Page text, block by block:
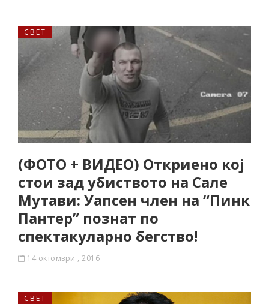
СВЕТ
(ФОТО + ВИДЕО) Откриено кој
стои зад убиството на Сале
Мутави: Уапсен член на “Пинк
Пантер” познат по
спектакуларно бегство!
14 октомври , 2016
СВЕТ